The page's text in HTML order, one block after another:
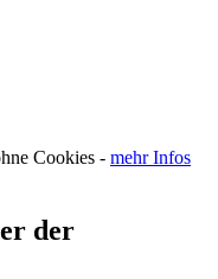
Cookies - mehr Infos
der